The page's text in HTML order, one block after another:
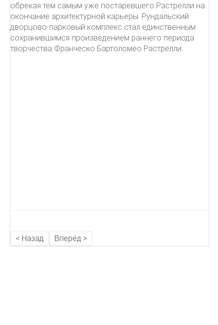
обрекая тем самым уже постаревшего Растрелли на
окончание архитектурной карьеры. Рундальский
дворцово-парковый комплекс стал единственным
сохранившимся произведением раннего периода
творчества Франческо Бартоломео Растрелли.
< Назад Вперёд >